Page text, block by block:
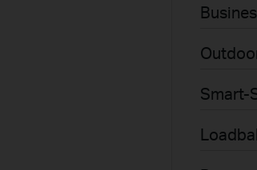
Smart-